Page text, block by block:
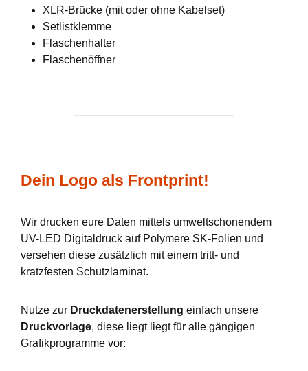
XLR-Brücke (mit oder ohne Kabelset)
Setlistklemme
Flaschenhalter
Flaschenöffner
Dein Logo als Frontprint!
Wir drucken eure Daten mittels umweltschonendem
UV-LED Digitaldruck auf Polymere SK-Folien und
versehen diese zusätzlich mit einem tritt- und
kratzfesten Schutzlaminat.
Nutze zur Druckdatenerstellung einfach unsere
Druckvorlage, diese liegt liegt für alle gängigen
Grafikprogramme vor: